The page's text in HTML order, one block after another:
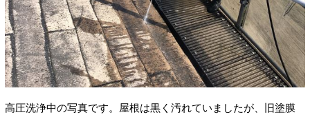
高圧洗浄中の写真です。屋根は黒く汚れていましたが、旧塗膜